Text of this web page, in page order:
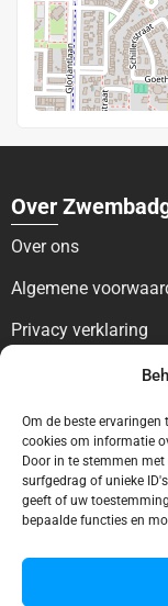
Om de beste
cookies om informatie
Door in te stemmen
surfgedrag of unieke
geeft of uw
bepaalde functies en
Over
Over ons
Algemene
Privacy verklaring
Voor bezoekers
Blog
Contact
Voor bedrijven